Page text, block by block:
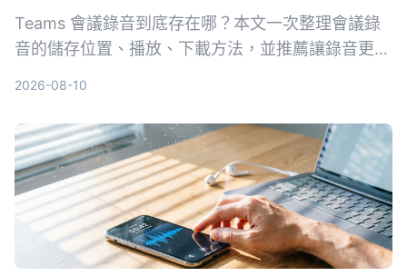
Teams 會議錄音到底存在哪？本文一次整理會議錄
音的儲存位置、播放、下載方法，並推薦讓錄音更好
2026-08-10